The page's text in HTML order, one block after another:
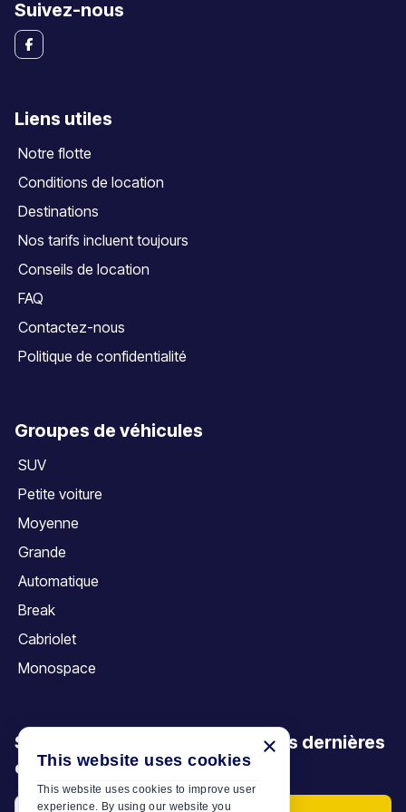
Suivez-nous
Liens utiles
Notre flotte
Conditions de location
Destinations
Nos tarifs incluent toujours
Conseils de location
FAQ
Contactez-nous
Politique de confidentialité
Groupes de véhicules
SUV
Petite voiture
Moyenne
Grande
Automatique
Break
Cabriolet
Monospace
Soyez le premier à découvrir nos dernières
offres, promotions et articles
×
This website uses cookies
This website uses cookies to improve user
experience. By using our website you